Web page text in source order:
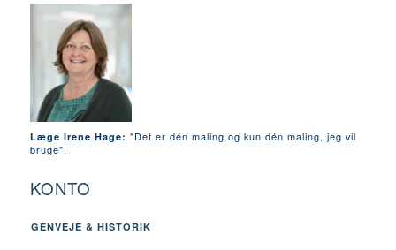
Læge Irene Hage: "Det er dén maling og kun dén maling, jeg vil
bruge".
KONTO
GENVEJE & HISTORIK